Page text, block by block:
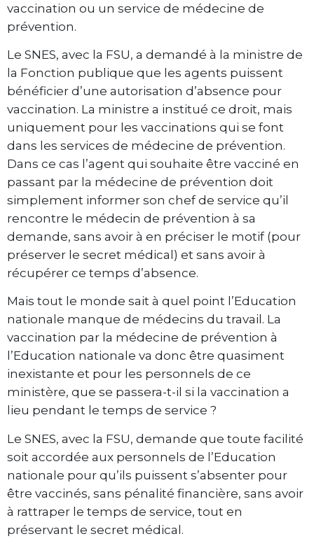
vaccination ou un service de médecine de
prévention.
Le SNES, avec la FSU, a demandé à la ministre de
la Fonction publique que les agents puissent
bénéficier d’une autorisation d’absence pour
vaccination. La ministre a institué ce droit, mais
uniquement pour les vaccinations qui se font
dans les services de médecine de prévention.
Dans ce cas l’agent qui souhaite être vacciné en
passant par la médecine de prévention doit
simplement informer son chef de service qu’il
rencontre le médecin de prévention à sa
demande, sans avoir à en préciser le motif (pour
préserver le secret médical) et sans avoir à
récupérer ce temps d’absence.
Mais tout le monde sait à quel point l’Education
nationale manque de médecins du travail. La
vaccination par la médecine de prévention à
l’Education nationale va donc être quasiment
inexistante et pour les personnels de ce
ministère, que se passera-t-il si la vaccination a
lieu pendant le temps de service ?
Le SNES, avec la FSU, demande que toute facilité
soit accordée aux personnels de l’Education
nationale pour qu’ils puissent s’absenter pour
être vaccinés, sans pénalité financière, sans avoir
à rattraper le temps de service, tout en
préservant le secret médical.